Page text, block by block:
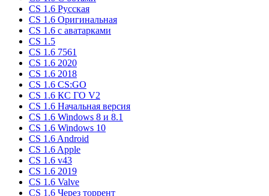
CS 1.6 Русская
CS 1.6 Оригинальная
CS 1.6 c аватарками
CS 1.5
CS 1.6 7561
CS 1.6 2020
CS 1.6 2018
CS 1.6 CS:GO
CS 1.6 КС ГО V2
CS 1.6 Начальная версия
CS 1.6 Windows 8 и 8.1
CS 1.6 Windows 10
CS 1.6 Android
CS 1.6 Apple
CS 1.6 v43
CS 1.6 2019
CS 1.6 Valve
CS 1.6 Через торрент